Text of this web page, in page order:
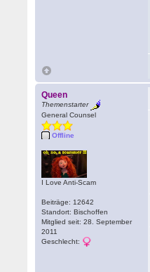
Queen
Themenstarter
General Counsel
Offline
I Love Anti-Scam
Beiträge: 12642
Standort: Bischoffen
Mitglied seit: 28. September
2011
Geschlecht: